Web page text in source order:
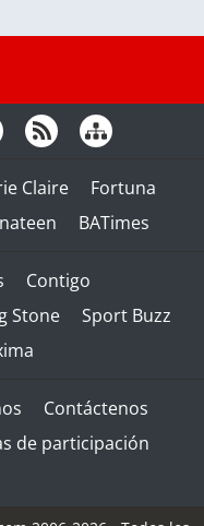
Claire
Fortuna
BATimes
Contigo
Stone
Sport Buzz
Contáctenos
de participación